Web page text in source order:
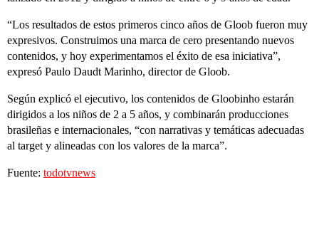
“Los resultados de estos primeros cinco años de Gloob fueron muy
expresivos. Construimos una marca de cero presentando nuevos
contenidos, y hoy experimentamos el éxito de esa iniciativa”,
expresó Paulo Daudt Marinho, director de Gloob.
Según explicó el ejecutivo, los contenidos de Gloobinho estarán
dirigidos a los niños de 2 a 5 años, y combinarán producciones
brasileñas e internacionales, “con narrativas y temáticas adecuadas
al target y alineadas con los valores de la marca”.
Fuente: todotvnews